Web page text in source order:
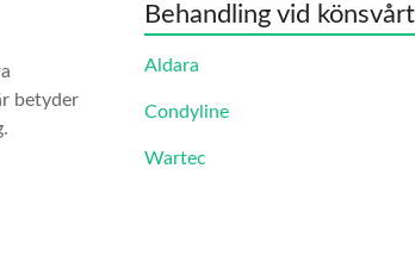
betyder
Behandling vid
Aldara
Condyline
Wartec